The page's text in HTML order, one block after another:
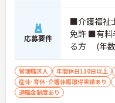
応募要件
■介護福祉
免許 ■有料
る方 (年数
■転勤が可
管理職求人 年間休日110日以上
産休･育休･介護休暇取得実績あり
退職金制度あり